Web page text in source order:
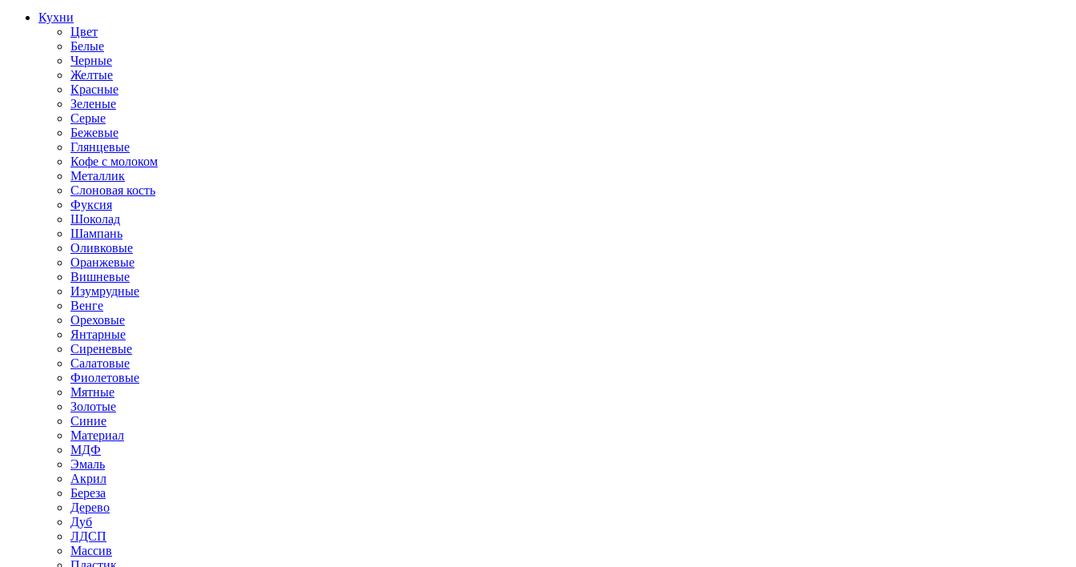
Кухни
Цвет
Белые
Черные
Желтые
Красные
Зеленые
Серые
Бежевые
Глянцевые
Кофе с молоком
Металлик
Слоновая кость
Фуксия
Шоколад
Шампань
Оливковые
Оранжевые
Вишневые
Изумрудные
Венге
Ореховые
Янтарные
Сиреневые
Салатовые
Фиолетовые
Мятные
Золотые
Синие
Материал
МДФ
Эмаль
Акрил
Береза
Дерево
Дуб
ЛДСП
Массив